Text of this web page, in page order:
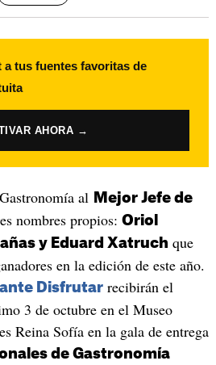
a tus fuentes favoritas de
AHORA →
al Mejor Jefe de
nombres propios: Oriol
y Eduard Xatruch que
en la edición de este año.
Disfrutarrecibirán el
3 de octubre en el Museo
Reina Sofía en la gala de entrega
de Gastronomía